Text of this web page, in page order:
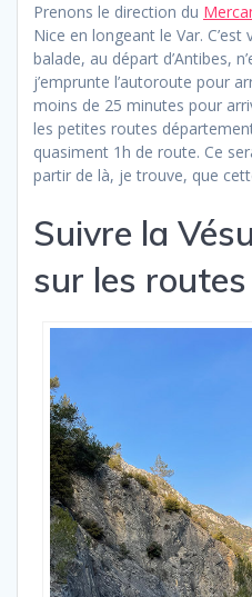
Prenons le direction du
Nice en longeant le Var.
balade, au départ d’Antibes,
j’emprunte l’autoroute pour
moins de 25 minutes pour
les petites routes
quasiment 1h de route. Ce
partir de là, je trouve, que
Suivre la
sur les